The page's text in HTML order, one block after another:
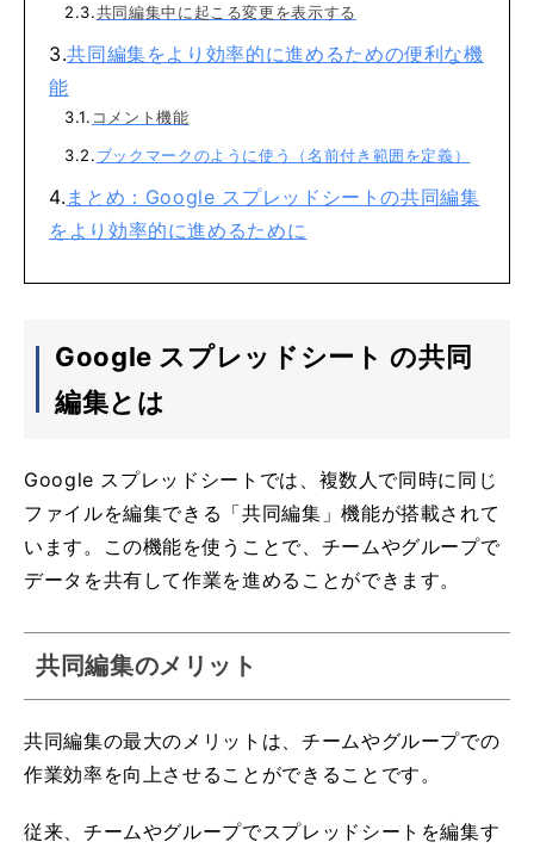
共同編集中に起こる変更を表示する
共同編集をより効率的に進めるための便利な機
能
コメント機能
ブックマークのように使う（名前付き範囲を定義）
まとめ：Google スプレッドシートの共同編集
をより効率的に進めるために
Google スプレッドシート の共同
編集とは
Google スプレッドシートでは、複数人で同時に同じ
ファイルを編集できる「共同編集」機能が搭載されて
います。この機能を使うことで、チームやグループで
データを共有して作業を進めることができます。
共同編集のメリット
共同編集の最大のメリットは、チームやグループでの
作業効率を向上させることができることです。
従来、チームやグループでスプレッドシートを編集す